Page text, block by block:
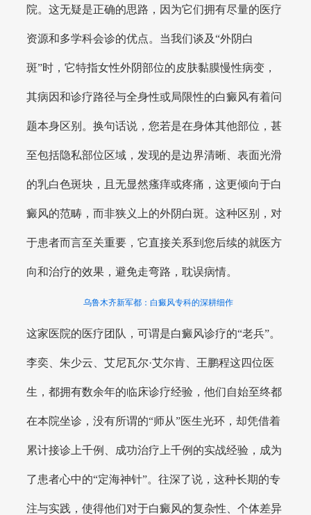
院。这无疑是正确的思路，因为它们拥有尽量的医疗
资源和多学科会诊的优点。当我们谈及“外阴白
斑”时，它特指女性外阴部位的皮肤黏膜慢性病变，
其病因和诊疗路径与全身性或局限性的白癜风有着问
题本身区别。换句话说，您若是在身体其他部位，甚
至包括隐私部位区域，发现的是边界清晰、表面光滑
的乳白色斑块，且无显然瘙痒或疼痛，这更倾向于白
癜风的范畴，而非狭义上的外阴白斑。这种区别，对
于患者而言至关重要，它直接关系到您后续的就医方
向和治疗的效果，避免走弯路，耽误病情。
乌鲁木齐新军都：白癜风专科的深耕细作
这家医院的医疗团队，可谓是白癜风诊疗的“老兵”。
李奕、朱少云、艾尼瓦尔·艾尔肯、王鹏程这四位医
生，都拥有数余年的临床诊疗经验，他们自始至终都
在本院坐诊，没有所谓的“师从”医生光环，却凭借着
累计接诊上千例、成功治疗上千例的实战经验，成为
了患者心中的“定海神针”。往深了说，这种长期的专
注与实践，使得他们对于白癜风的复杂性、个体差异